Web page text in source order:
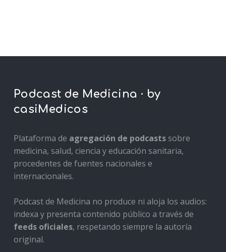
Podcast de Medicina · by
casiMedicos
Plataforma de agregación de podcastssobre
medicina, salud, ciencia y educación sanitaria,
procedentes de fuentes nacionales e
internacionales.
Podcast de Medicina no produce ni aloja los audios:
indexa y presenta contenido público a través de
feeds oficiales, respetando siempre la autoría
original.